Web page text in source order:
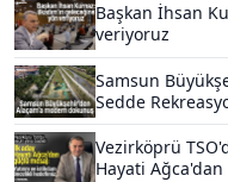
Başkan İhsan
veriyoruz
Samsun
Sedde
Vezirköprü
Hayati